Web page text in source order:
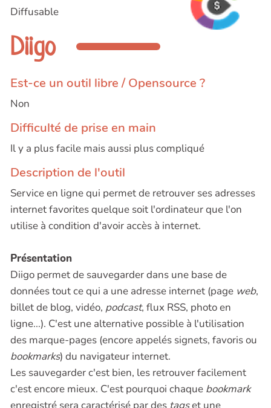
Diffusable
Diigo
Est-ce un outil libre / Opensource ?
Non
Difficulté de prise en main
Il y a plus facile mais aussi plus compliqué
Description de l'outil
Service en ligne qui permet de retrouver ses adresses
internet favorites quelque soit l'ordinateur que l'on
utilise à condition d'avoir accès à internet.
Présentation
Diigo permet de sauvegarder dans une base de
données tout ce qui a une adresse internet (page web,
billet de blog, vidéo, podcast, flux RSS, photo en
ligne...). C'est une alternative possible à l'utilisation
des marque-pages (encore appelés signets, favoris ou
bookmarks) du navigateur internet.
Les sauvegarder c'est bien, les retrouver facilement
c'est encore mieux. C'est pourquoi chaque bookmark